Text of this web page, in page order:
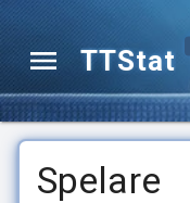
TTStat
Spelare